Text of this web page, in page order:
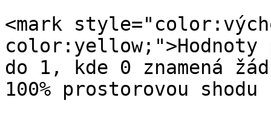
<mark
do 1, kde 0 znamená
100% prostorovou shodu